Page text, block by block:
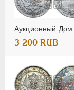
Аукционный
3 200 RUB